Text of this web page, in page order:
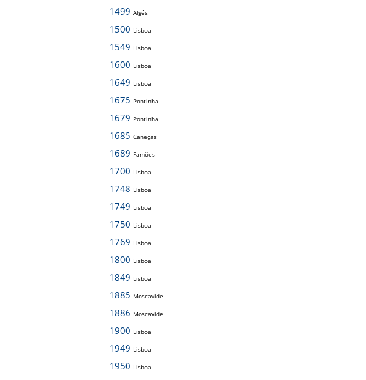
1499 Algés
1500 Lisboa
1549 Lisboa
1600 Lisboa
1649 Lisboa
1675 Pontinha
1679 Pontinha
1685 Caneças
1689 Famões
1700 Lisboa
1748 Lisboa
1749 Lisboa
1750 Lisboa
1769 Lisboa
1800 Lisboa
1849 Lisboa
1885 Moscavide
1886 Moscavide
1900 Lisboa
1949 Lisboa
1950 Lisboa